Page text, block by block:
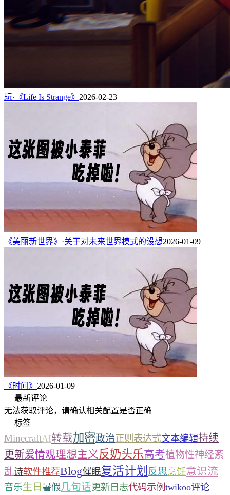
玩·《Life Is Strange》 2026-02-23
《美丽新世界》·关于对未来世界模式的设想2026-01-09
《时间》 2026-01-09
最新评论
无法获取评论，请确认相关配置是否正确
标签
MinecraftAI转载加密政治正则表达式文本编辑持续
更新爱情观理想主义 反奶头乐高考植物性神经紊
乱诗软件推荐Blog催眠复活计划 反思烹饪意识流
音乐生日 暑假几句话更新日志代码示例 twikoo评论